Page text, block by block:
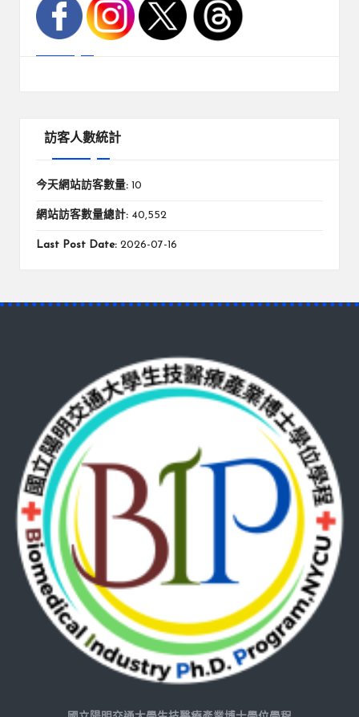
訪客人數統計
今天網站訪客數量: 10
網站訪客數量總計: 40,552
Last Post Date: 2026-07-16